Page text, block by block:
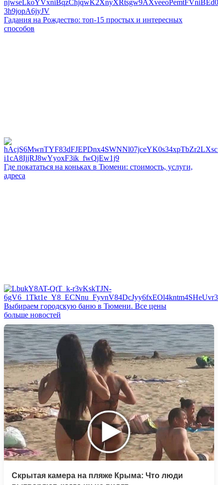
Гадания на Рождество: топ-15 простых и интересных
способов
Где покататься на коньках в Тюмени: стоимость, услуги,
адреса
Выбираем городскую баню в Тюмени. Все цены
больше новостей
Скрытая камера на пляже Крыма: Что люди